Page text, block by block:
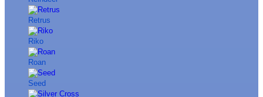
Retrus
Riko
Roan
Seed